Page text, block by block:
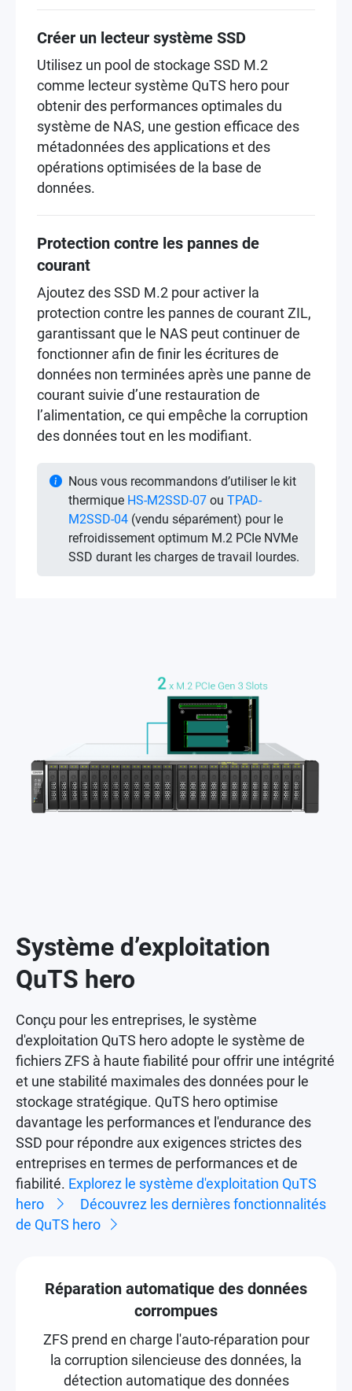
Créer un lecteur système SSD
Utilisez un pool de stockage SSD M.2
comme lecteur système QuTS hero pour
obtenir des performances optimales du
système de NAS, une gestion efficace des
métadonnées des applications et des
opérations optimisées de la base de
données.
Protection contre les pannes de
courant
Ajoutez des SSD M.2 pour activer la
protection contre les pannes de courant ZIL,
garantissant que le NAS peut continuer de
fonctionner afin de finir les écritures de
données non terminées après une panne de
courant suivie d’une restauration de
l’alimentation, ce qui empêche la corruption
des données tout en les modifiant.
Nous vous recommandons d’utiliser le kit
thermique HS-M2SSD-07 ouTPAD-
M2SSD-04 (vendu séparément) pour le
refroidissement optimum M.2 PCIe NVMe
SSD durant les charges de travail lourdes.
Système d’exploitation
QuTS hero
Conçu pour les entreprises, le système
d'exploitation QuTS hero adopte le système de
fichiers ZFS à haute fiabilité pour offrir une intégrité
et une stabilité maximales des données pour le
stockage stratégique. QuTS hero optimise
davantage les performances et l'endurance des
SSD pour répondre aux exigences strictes des
entreprises en termes de performances et de
fiabilité. Explorez le système d'exploitation QuTS
hero
Découvrez les dernières fonctionnalités
de QuTS hero
Réparation automatique des données
corrompues
ZFS prend en charge l'auto-réparation pour
la corruption silencieuse des données, la
détection automatique des données